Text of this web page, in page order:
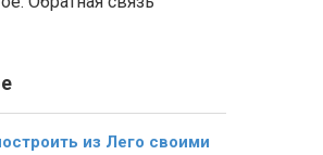
из Лего своими